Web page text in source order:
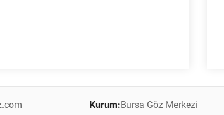
Kurum:Bursa Göz Merkezi